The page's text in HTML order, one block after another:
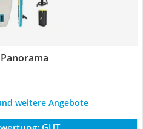
weitere Angebote